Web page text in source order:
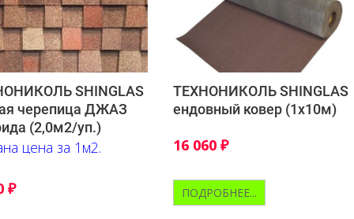
SHINGLAS
черепица ДЖАЗ
(2,0м2/уп.)
цена за 1м2.
₽
ТЕХНОНИКОЛЬ SHINGLAS
ендовный ковер (1х10м)
16 060 ₽
ПОДРОБНЕЕ...